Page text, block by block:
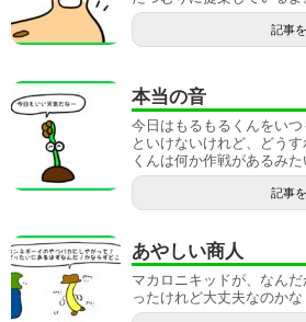
記事
本当の音
今日はもるもるくんをい
といけないけれど、どう
くんは何か作戦があるみた
記事
あやしい商人
マカロニキッドが、なん
ったけれど大丈夫なのかな